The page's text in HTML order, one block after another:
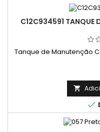
C12C934591 TANQUE
Tanque de Manutenção

